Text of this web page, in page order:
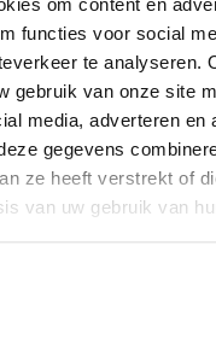
om content en
functies voor social
te analyseren.
gebruik van onze site
media, adverteren en
gegevens
ze heeft verstrekt of
van uw gebruik van
op je eerste
eerste bestelling.
Viscollageen